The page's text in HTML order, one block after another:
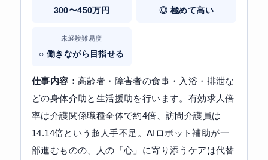
300〜450万円 ◎ 極めて高い
未経験難易度
○ 働きながら目指せる
仕事内容： 高齢者・障害者の食事・入浴・排泄な
どの身体介助と生活援助を行います。有効求人倍
率は介護関係職種全体で約4倍、訪問介護員は
14.14倍という超人手不足。AIロボット補助が一
部進むものの、人の「心」に寄り添うケアは代替